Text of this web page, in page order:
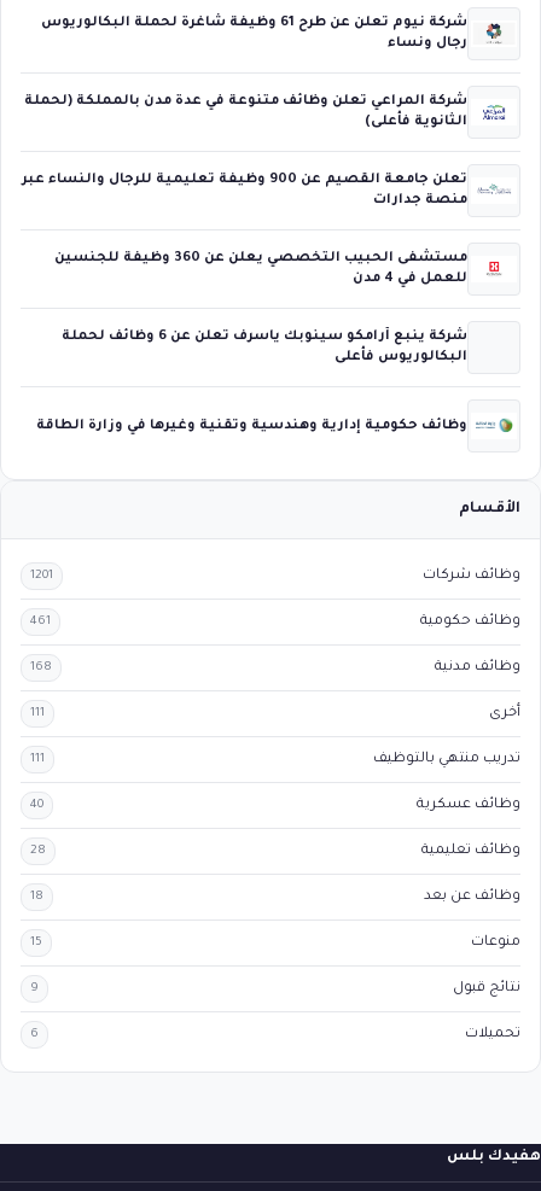
شركة نيوم تعلن عن طرح 61 وظيفة شاغرة لحملة البكالوريوس
رجال ونساء
شركة المراعي تعلن وظائف متنوعة في عدة مدن بالمملكة (لحملة
الثانوية فأعلى)
تعلن جامعة القصيم عن 900 وظيفة تعليمية للرجال والنساء عبر
منصة جدارات
مستشفى الحبيب التخصصي يعلن عن 360 وظيفة للجنسين
للعمل في 4 مدن
شركة ينبع أرامكو سينوبك ياسرف تعلن عن 6 وظائف لحملة
البكالوريوس فأعلى
وظائف حكومية إدارية وهندسية وتقنية وغيرها في وزارة الطاقة
الأقسام
وظائف شركات 1201
وظائف حكومية 461
وظائف مدنية 168
أخرى 111
تدريب منتهي بالتوظيف 111
وظائف عسكرية 40
وظائف تعليمية 28
وظائف عن بعد 18
منوعات 15
نتائج قبول 9
تحميلات 6
هفيدك بلس